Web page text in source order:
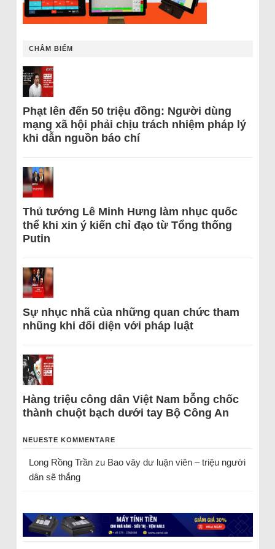
CHÂM BIẾM
Phạt lên đến 50 triệu đồng: Người dùng
mạng xã hội phải chịu trách nhiệm pháp lý
khi dẫn nguồn báo chí
Thủ tướng Lê Minh Hưng làm nhục quốc
thể khi xin ý kiến chỉ đạo từ Tổng thống
Putin
Sự nhục nhã của những quan chức tham
nhũng khi đối diện với pháp luật
Hàng triệu công dân Việt Nam bỗng chốc
thành chuột bạch dưới tay Bộ Công An
NEUESTE KOMMENTARE
Long Rồng Trầnzu Bao vây dư luận viên – triệu người
dân sẽ thắng